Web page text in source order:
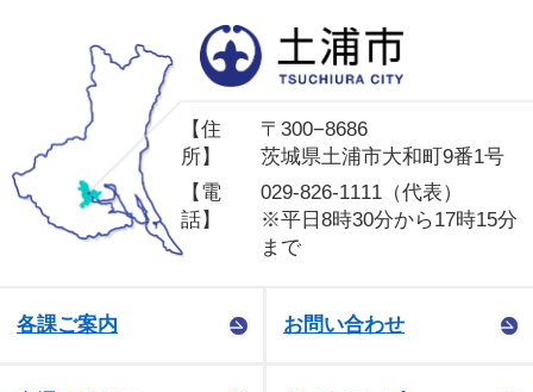
【住
所】
〒300−8686
茨城県土浦市大和町9番1号
【電
話】
029-826-1111（代表）
※平日8時30分から17時15分
まで
各課ご案内 お問い合わせ